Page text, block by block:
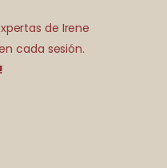
de Irene
cada sesión.